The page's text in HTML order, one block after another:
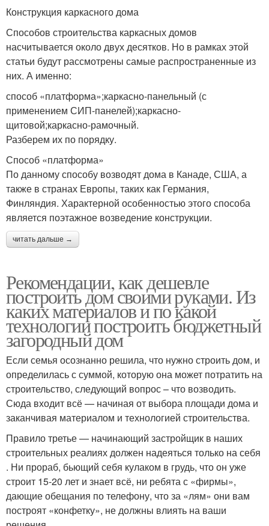
Конструкция каркасного дома
Способов строительства каркасных домов
насчитывается около двух десятков. Но в рамках этой
статьи будут рассмотрены самые распространенные из
них. А именно:
способ «платформа»;каркасно-панельный (с
применением СИП-панелей);каркасно-
щитовой;каркасно-рамочный.
Разберем их по порядку.
Способ «платформа»
По данному способу возводят дома в Канаде, США, а
также в странах Европы, таких как Германия,
Финляндия. Характерной особенностью этого способа
является поэтажное возведение конструкции.
читать дальше →
Рекомендации, как дешевле
построить дом своими руками. Из
каких материалов и по какой
технологии построить бюджетный
загородный дом
Если семья осознанно решила, что нужно строить дом, и
определилась с суммой, которую она может потратить на
строительство, следующий вопрос – что возводить.
Сюда входит всё — начиная от выбора площади дома и
заканчивая материалом и технологией строительства.
Правило третье — начинающий застройщик в наших
строительных реалиях должен надеяться только на себя
. Ни прораб, бьющий себя кулаком в грудь, что он уже
строит 15-20 лет и знает всё, ни ребята с «фирмы»,
дающие обещания по телефону, что за «лям» они вам
построят «конфетку», не должны влиять на ваши